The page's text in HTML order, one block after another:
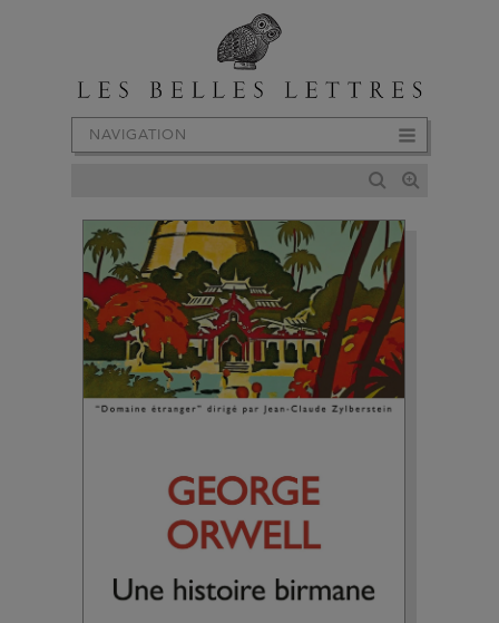
NAVIGATION